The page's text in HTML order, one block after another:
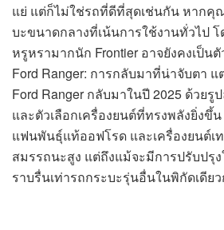
แย่ แต่ก็ไม่ใช่รถที่ดีที่สุดเช่นกัน หากคุ
บะขนาดกลางที่เน้นการใช้งานทั่วไป โ
หรูหรามากนัก Frontier อาจยังคงเป็น
Ford Ranger: การกลับมาที่น่าจับตา
Ford Ranger กลับมาในปี 2025 ด้วย
และตัวเลือกเครื่องยนต์ที่ทรงพลังยิ่งขึ้
แฟนพันธุ์แท้ออฟโรด และเครื่องยนต์เ
สมรรถนะสูง แต่ถึงแม้จะมีการปรับปรุ
ราบรื่นเท่ารถกระบะรุ่นอื่นในพิกัดเดีย